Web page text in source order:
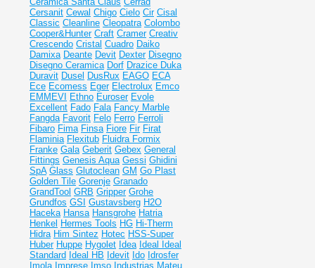
Cersanit Cewal Chigo Cielo Cir Cisal
Classic Cleanline Cleopatra Colombo
Cooper&Hunter Craft Cramer Creativ
Crescendo Cristal Cuadro Daiko
Damixa Deante Devit Dexter Disegno
Disegno Ceramica Dorf Drazice Duka
Duravit Dusel DusRux EAGO ECA
Ece Ecomess Eger Electrolux Emco
EMMEVI
Ethno Euroser Evole
Excellent Fado Fala Fancy Marble
Fangda Favorit Felo Ferro Ferroli
Fibaro Fima Finsa Fiore Fir Firat
Flaminia Flexitub Fluidra Formix
Franke Gala Geberit Gebex General
Fittings Genesis Aqua Gessi Ghidini
SpA Glass Glutoclean GM Go Plast
Golden Tile Gorenje Granado
GrandTool GRB Gripper Grohe
Grundfos GSI Gustavsberg H2O
Haceka Hansa Hansgrohe Hatria
Henkel Hermes Tools HG Hi-Therm
Hidra Him Sintez Hotec HSS-Super
Huber Huppe Hygolet Idea Ideal
Ideal
Standard Ideal НВ Idevit Ido Idrosfer
Imola Imprese Imso Industrias Mateu